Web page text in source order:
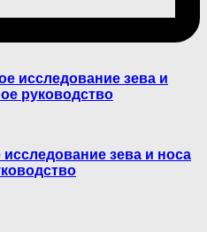
исследование зева и носа